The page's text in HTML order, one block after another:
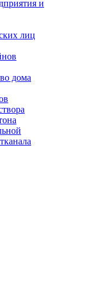
и
лиц
дома